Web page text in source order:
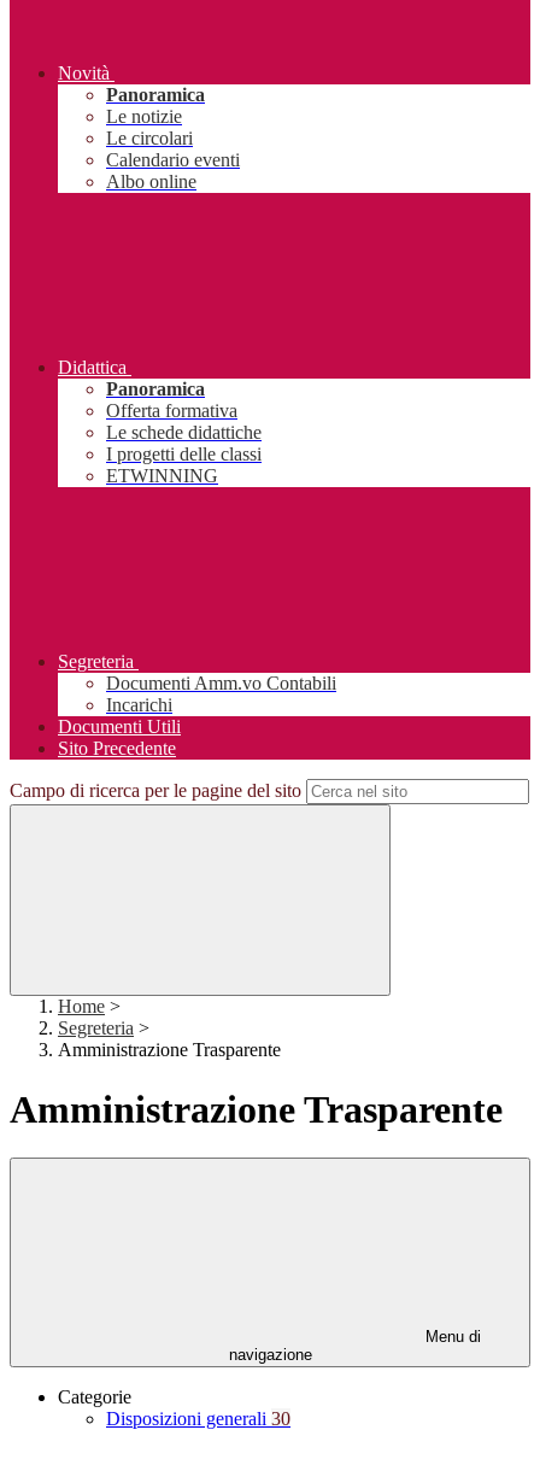
Novità
Panoramica
Le notizie
Le circolari
Calendario eventi
Albo online
Didattica
Panoramica
Offerta formativa
Le schede didattiche
I progetti delle classi
ETWINNING
Segreteria
Documenti Amm.vo Contabili
Incarichi
Documenti Utili
Sito Precedente
Campo di ricerca per le pagine del sito
Home >
Segreteria >
Amministrazione Trasparente
Amministrazione Trasparente
Menu di
navigazione
Categorie
Disposizioni generali 30